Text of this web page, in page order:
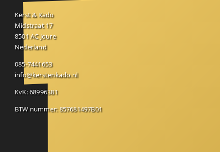
Kerst & Kado
Midstraat 17
8501 AC Joure
Nederland
085-7441653
info@kerstenkado.nl
KvK: 68996381
BTW nummer: 857681497B01